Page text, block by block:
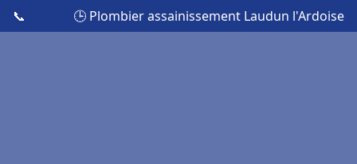
📞 🕒 Plombier assainissement Laudun l'Ardoise